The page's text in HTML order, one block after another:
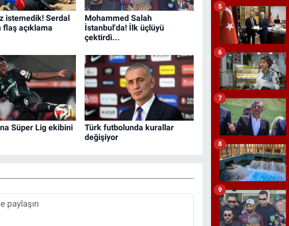
istemedik! Serdal
flaş açıklama
Mohammed Salah
İstanbul'da! İlk üçlüyü
çektirdi...
Süper Lig ekibini
Türk futbolunda kurallar
değişiyor
5
6
7
8
9